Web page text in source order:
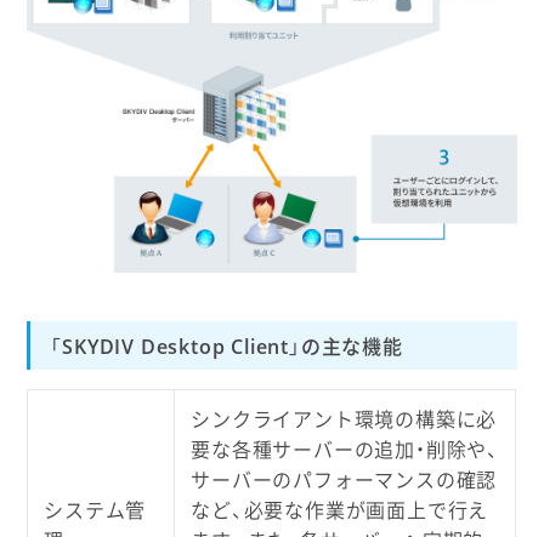
「SKYDIV Desktop Client」の主な機能
システム管
シンクライアント環境の構築に必
要な各種サーバーの追加・削除や、
サーバーのパフォーマンスの確認
など、必要な作業が画面上で行え